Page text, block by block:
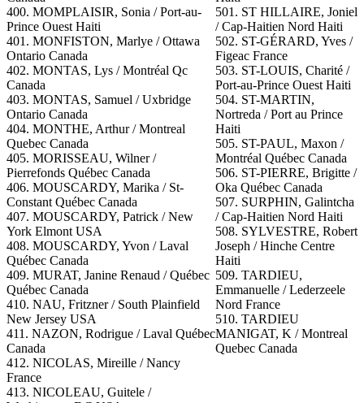
400. MOMPLAISIR, Sonia / Port-au-
Prince Ouest Haiti
401. MONFISTON, Marlye / Ottawa
Ontario Canada
402. MONTAS, Lys / Montréal Qc
Canada
403. MONTAS, Samuel / Uxbridge
Ontario Canada
404. MONTHE, Arthur / Montreal
Quebec Canada
405. MORISSEAU, Wilner /
Pierrefonds Québec Canada
406. MOUSCARDY, Marika / St-
Constant Québec Canada
407. MOUSCARDY, Patrick / New
York Elmont USA
408. MOUSCARDY, Yvon / Laval
Québec Canada
409. MURAT, Janine Renaud / Québec
Québec Canada
410. NAU, Fritzner / South Plainfield
New Jersey USA
411. NAZON, Rodrigue / Laval Québec
Canada
412. NICOLAS, Mireille / Nancy
France
413. NICOLEAU, Guitele /
501. ST HILLAIRE, Joniel
/ Cap-Haitien Nord Haiti
502. ST-GÉRARD, Yves /
Figeac France
503. ST-LOUIS, Charité /
Port-au-Prince Ouest Haiti
504. ST-MARTIN,
Nortreda / Port au Prince
Haiti
505. ST-PAUL, Maxon /
Montréal Québec Canada
506. ST-PIERRE, Brigitte /
Oka Québec Canada
507. SURPHIN, Galintcha
/ Cap-Haitien Nord Haiti
508. SYLVESTRE, Robert
Joseph / Hinche Centre
Haiti
509. TARDIEU,
Emmanuelle / Lederzeele
Nord France
510. TARDIEU
MANIGAT, K / Montreal
Quebec Canada